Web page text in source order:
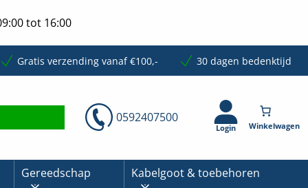
tot 16:00
Gratis verzending vanaf €100,- 30 dagen bedenktijd
0592407500
Login
Gereedschap Kabelgoot & toebehoren